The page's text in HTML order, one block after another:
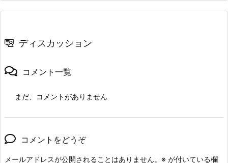
ディスカッション
コメント一覧
まだ、コメントがありません
コメントをどうぞ
メールアドレスが公開されることはありません。 ※ が付いている欄